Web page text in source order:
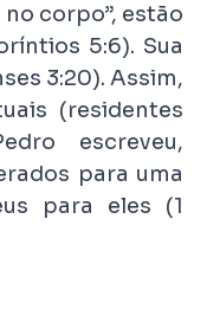
corpo”, estão
5:6). Sua
3:20). Assim,
(residentes
escreveu,
para uma
para eles (1